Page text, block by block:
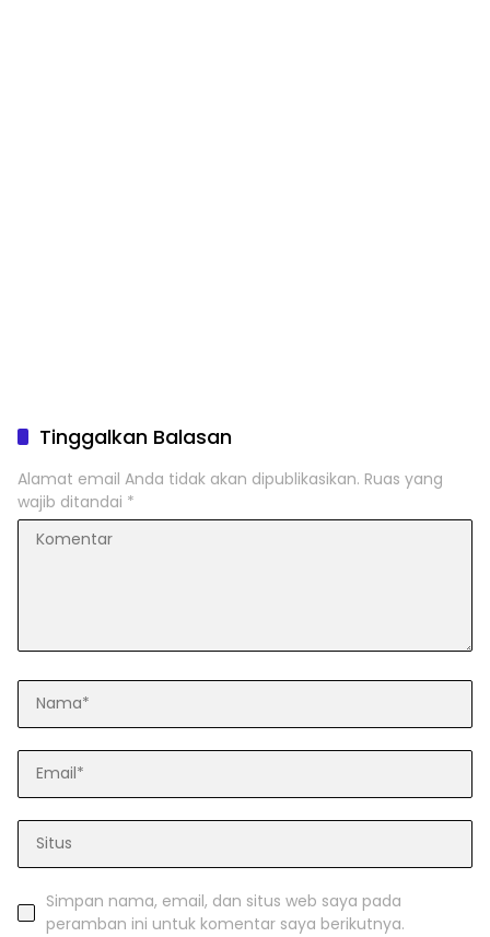
Tinggalkan Balasan
Alamat email Anda tidak akan dipublikasikan. Ruas yang
wajib ditandai *
Simpan nama, email, dan situs web saya pada
peramban ini untuk komentar saya berikutnya.